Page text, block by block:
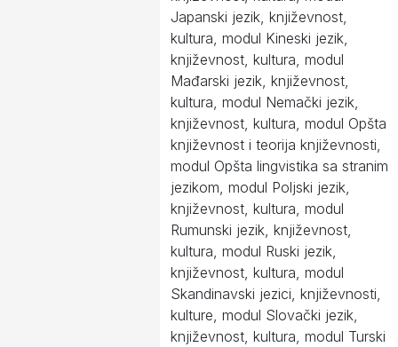
Japanski jezik, književnost,
kultura, modul Kineski jezik,
književnost, kultura, modul
Mađarski jezik, književnost,
kultura, modul Nemački jezik,
književnost, kultura, modul Opšta
književnost i teorija književnosti,
modul Opšta lingvistika sa stranim
jezikom, modul Poljski jezik,
književnost, kultura, modul
Rumunski jezik, književnost,
kultura, modul Ruski jezik,
književnost, kultura, modul
Skandinavski jezici, književnosti,
kulture, modul Slovački jezik,
književnost, kultura, modul Turski